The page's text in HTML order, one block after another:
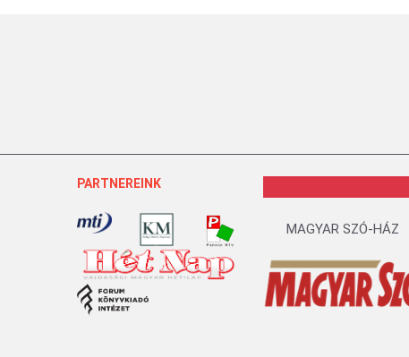
PARTNEREINK
MAGYAR SZÓ-HÁZ